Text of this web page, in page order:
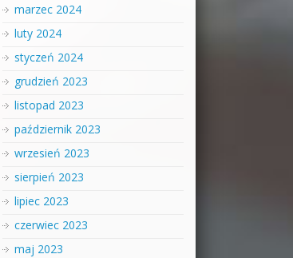
marzec 2024
luty 2024
styczeń 2024
grudzień 2023
listopad 2023
październik 2023
wrzesień 2023
sierpień 2023
lipiec 2023
czerwiec 2023
maj 2023